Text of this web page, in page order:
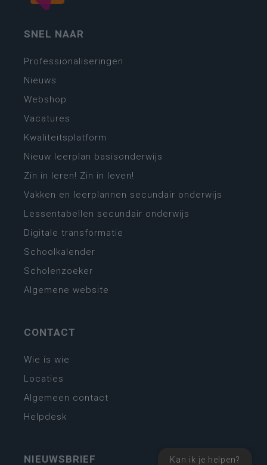
Kan ik je helpen?
SNEL NAAR
Professionaliseringen
Nieuws
Webshop
Vacatures
Kwaliteitsplatform
Nieuw leerplan basisonderwijs
Zin in leren! Zin in leven!
Vakken en leerplannen secundair onderwijs
Lessentabellen secundair onderwijs
Digitale transformatie
Schoolkalender
Scholenzoeker
Algemene website
CONTACT
Wie is wie
Locaties
Algemeen contact
Helpdesk
NIEUWSBRIEF